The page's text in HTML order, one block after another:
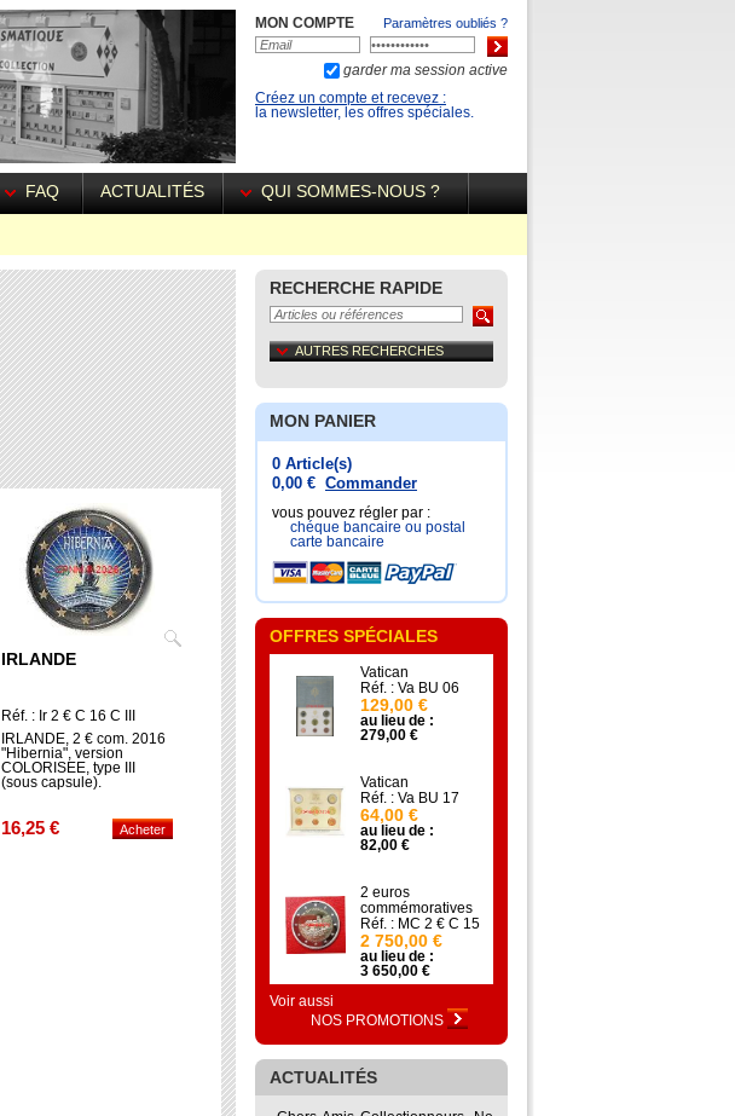
MON COMPTE Paramètres oubliés ?
garder ma session active
Créez un compte et recevez :
la newsletter, les offres spéciales.
FAQ ACTUALITÉS QUI SOMMES-NOUS ?
IRLANDE
Réf. : Ir 2 € C 16 C III
IRLANDE, 2 € com. 2016
"Hibernia", version
COLORISEE, type III
(sous capsule).
16,25 €
RECHERCHE RAPIDE
AUTRES RECHERCHES
MON PANIER
0 Article(s)
0,00 € Commander
vous pouvez régler par :
chéque bancaire ou postal
carte bancaire
OFFRES SPÉCIALES
Vatican
Réf. : Va BU 06
129,00 €
au lieu de :
279,00 €
Vatican
Réf. : Va BU 17
64,00 €
au lieu de :
82,00 €
2 euros
commémoratives
Réf. : MC 2 € C 15
2 750,00 €
au lieu de :
3 650,00 €
Voir aussi
NOS PROMOTIONS
ACTUALITÉS